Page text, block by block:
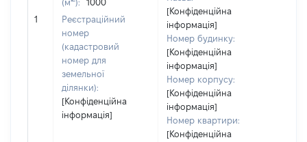
1
(м ):
1000
Реєстраційний
номер
(кадастровий
номер для
земельної
ділянки):
[Конфіденційна
інформація]
[Конфіденційна
інформація]
Номер будинку:
[Конфіденційна
інформація]
Номер корпусу:
[Конфіденційна
інформація]
Номер квартири:
[Конфіденційна